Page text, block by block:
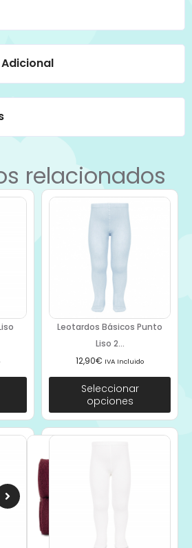
relacionados
Leotardos Básicos Punto
Liso 2...
12,90€ IVA Incluido
Seleccionar
opciones